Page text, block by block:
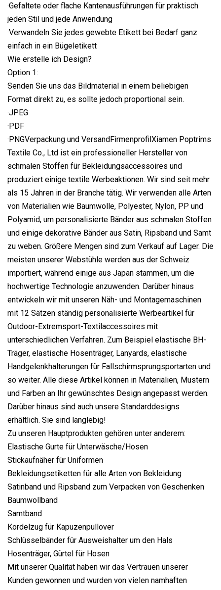
·Gefaltete oder flache Kantenausführungen für praktisch
jeden Stil und jede Anwendung
·Verwandeln Sie jedes gewebte Etikett bei Bedarf ganz
einfach in ein Bügeletikett
Wie erstelle ich Design?
Option 1:
Senden Sie uns das Bildmaterial in einem beliebigen
Format direkt zu, es sollte jedoch proportional sein.
·JPEG
·PDF
·PNGVerpackung und VersandFirmenprofilXiamen Poptrims
Textile Co., Ltd ist ein professioneller Hersteller von
schmalen Stoffen für Bekleidungsaccessoires und
produziert einige textile Werbeaktionen. Wir sind seit mehr
als 15 Jahren in der Branche tätig. Wir verwenden alle Arten
von Materialien wie Baumwolle, Polyester, Nylon, PP und
Polyamid, um personalisierte Bänder aus schmalen Stoffen
und einige dekorative Bänder aus Satin, Ripsband und Samt
zu weben. Größere Mengen sind zum Verkauf auf Lager. Die
meisten unserer Webstühle werden aus der Schweiz
importiert, während einige aus Japan stammen, um die
hochwertige Technologie anzuwenden. Darüber hinaus
entwickeln wir mit unseren Näh- und Montagemaschinen
mit 12 Sätzen ständig personalisierte Werbeartikel für
Outdoor-Extremsport-Textilaccessoires mit
unterschiedlichen Verfahren. Zum Beispiel elastische BH-
Träger, elastische Hosenträger, Lanyards, elastische
Handgelenkhalterungen für Fallschirmsprungsportarten und
so weiter. Alle diese Artikel können in Materialien, Mustern
und Farben an Ihr gewünschtes Design angepasst werden.
Darüber hinaus sind auch unsere Standarddesigns
erhältlich. Sie sind langlebig!
Zu unseren Hauptprodukten gehören unter anderem:
Elastische Gurte für Unterwäsche/Hosen
Stickaufnäher für Uniformen
Bekleidungsetiketten für alle Arten von Bekleidung
Satinband und Ripsband zum Verpacken von Geschenken
Baumwollband
Samtband
Kordelzug für Kapuzenpullover
Schlüsselbänder für Ausweishalter um den Hals
Hosenträger, Gürtel für Hosen
Mit unserer Qualität haben wir das Vertrauen unserer
Kunden gewonnen und wurden von vielen namhaften